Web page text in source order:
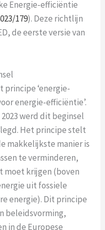
Energie-efficiëntie
179). Deze richtlijn
de eerste versie van
principe ‘energie-
energie-efficiëntie’.
werd dit beginsel
Het principe stelt
makkelijkste manier is
te verminderen,
moet krijgen (boven
uit fossiele
energie). Dit principe
beleidsvorming,
in de Europese